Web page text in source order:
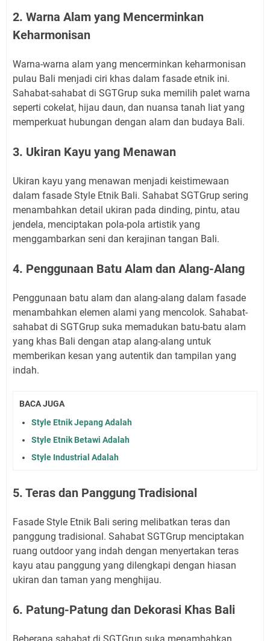
2. Warna Alam yang Mencerminkan
Keharmonisan
Warna-warna alam yang mencerminkan keharmonisan
pulau Bali menjadi ciri khas dalam fasade etnik ini.
Sahabat-sahabat di SGTGrup suka memilih palet warna
seperti cokelat, hijau daun, dan nuansa tanah liat yang
memperkuat hubungan dengan alam dan budaya Bali.
3. Ukiran Kayu yang Menawan
Ukiran kayu yang menawan menjadi keistimewaan
dalam fasade Style Etnik Bali. Sahabat SGTGrup sering
menambahkan detail ukiran pada dinding, pintu, atau
jendela, menciptakan pola-pola artistik yang
menggambarkan seni dan kerajinan tangan Bali.
4. Penggunaan Batu Alam dan Alang-Alang
Penggunaan batu alam dan alang-alang dalam fasade
menambahkan elemen alami yang mencolok. Sahabat-
sahabat di SGTGrup suka memadukan batu-batu alam
yang khas Bali dengan atap alang-alang untuk
memberikan kesan yang autentik dan tampilan yang
indah.
BACA JUGA
Style Etnik Jepang Adalah
Style Etnik Betawi Adalah
Style Industrial Adalah
5. Teras dan Panggung Tradisional
Fasade Style Etnik Bali sering melibatkan teras dan
panggung tradisional. Sahabat SGTGrup menciptakan
ruang outdoor yang indah dengan menyertakan teras
kayu atau panggung yang dilengkapi dengan hiasan
ukiran dan taman yang menghijau.
6. Patung-Patung dan Dekorasi Khas Bali